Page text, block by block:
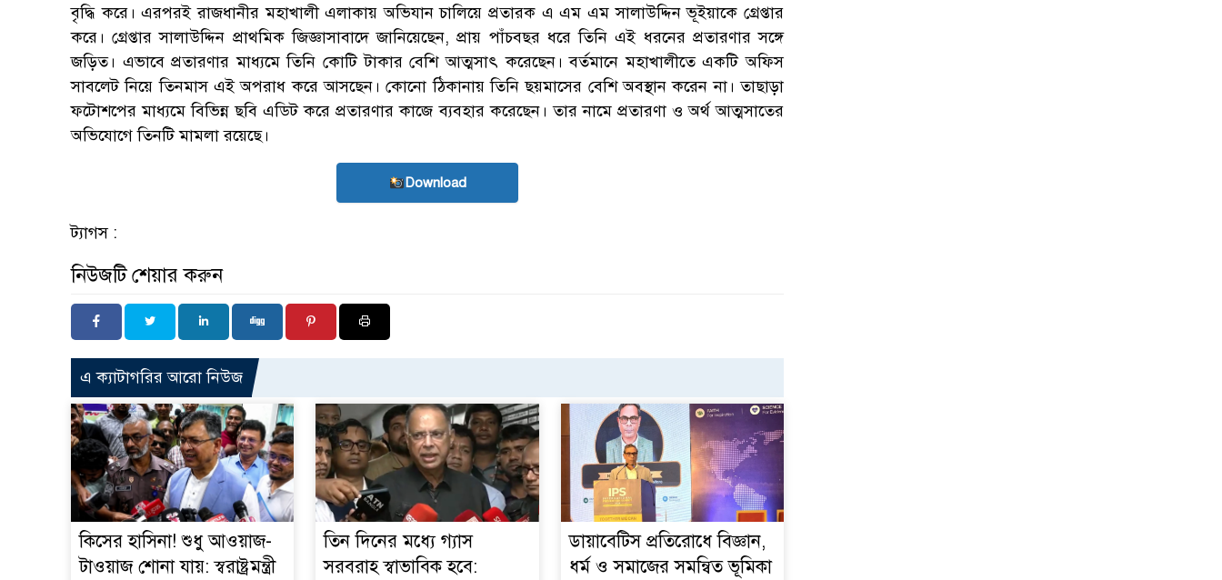
বৃদ্ধি করে। এরপরই রাজধানীর মহাখালী এলাকায় অভিযান চালিয়ে প্রতারক এ এম এম সালাউদ্দিন ভূইয়াকে গ্রেপ্তার
করে। গ্রেপ্তার সালাউদ্দিন প্রাথমিক জিজ্ঞাসাবাদে জানিয়েছেন, প্রায় পাঁচবছর ধরে তিনি এই ধরনের প্রতারণার সঙ্গে
জড়িত। এভাবে প্রতারণার মাধ্যমে তিনি কোটি টাকার বেশি আত্মসাৎ করেছেন। বর্তমানে মহাখালীতে একটি অফিস
সাবলেট নিয়ে তিনমাস এই অপরাধ করে আসছেন। কোনো ঠিকানায় তিনি ছয়মাসের বেশি অবস্থান করেন না। তাছাড়া
ফটোশপের মাধ্যমে বিভিন্ন ছবি এডিট করে প্রতারণার কাজে ব্যবহার করেছেন। তার নামে প্রতারণা ও অর্থ আত্মসাতের
অভিযোগে তিনটি মামলা রয়েছে।
Download
ট্যাগস :
নিউজটি শেয়ার করুন
এ ক্যাটাগরির আরো নিউজ
কিসের হাসিনা! শুধু আওয়াজ-
টাওয়াজ শোনা যায়: স্বরাষ্ট্রমন্ত্রী
তিন দিনের মধ্যে গ্যাস
সরবরাহ স্বাভাবিক হবে:
ডায়াবেটিস প্রতিরোধে বিজ্ঞান,
ধর্ম ও সমাজের সমন্বিত ভূমিকা